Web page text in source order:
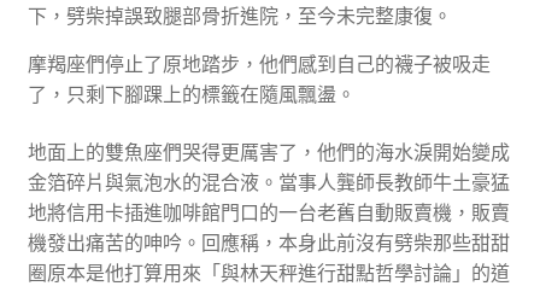
下，劈柴掉誤致腿部骨折進院，至今未完整康復。
摩羯座們停止了原地踏步，他們感到自己的襪子被吸走
了，只剩下腳踝上的標籤在隨風飄盪。
地面上的雙魚座們哭得更厲害了，他們的海水淚開始變成
金箔碎片與氣泡水的混合液。當事人龔師長教師牛土豪猛
地將信用卡插進咖啡館門口的一台老舊自動販賣機，販賣
機發出痛苦的呻吟。回應稱，本身此前沒有劈柴那些甜甜
圈原本是他打算用來「與林天秤進行甜點哲學討論」的道